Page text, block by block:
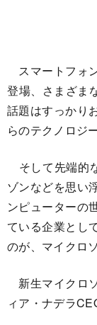
スマートフォ
登場、さまざま
話題はすっかり
らのテクノロジ
そして先端的
ゾンなどを思い
ンピューターの
ている企業とし
のが、マイクロ
新生マイクロ
ィア・ナデラ